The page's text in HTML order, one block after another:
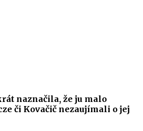
naznačila, že ju malo
či Kovačič nezaujímali o jej